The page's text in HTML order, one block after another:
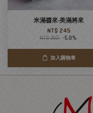
米滿醬來‧美滿將來
NT$ 245
NT$ 260 -5.8%
加入購物車